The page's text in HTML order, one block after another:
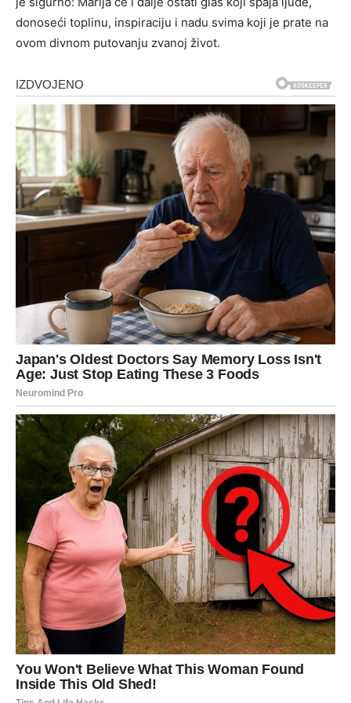
donoseći toplinu, inspiraciju i nadu svima koji je prate na
ovom divnom putovanju zvanoj život.